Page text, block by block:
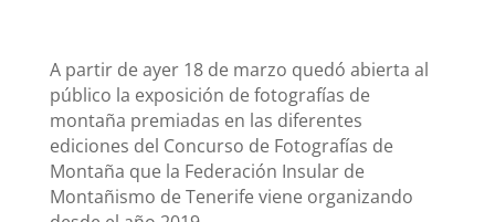
A partir de ayer 18 de marzo quedó abierta al
público la exposición de fotografías de
montaña premiadas en las diferentes
ediciones del Concurso de Fotografías de
Montaña que la Federación Insular de
Montañismo de Tenerife viene organizando